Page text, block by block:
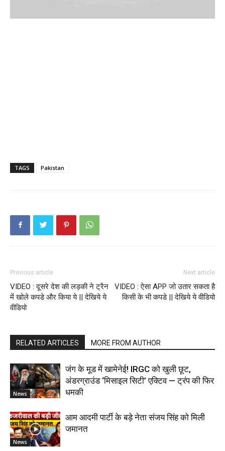
TAGS Pakistan
Previous article
VIDEO : दूसरे देश की लड़की ने ट्रैन
में खोले कपडे और किया ये || देखिये ये
वीडियो
Next article
VIDEO : ऐसा APP जो उतार सकता है
किसी के भी कपडे || देखिये ये वीडियो
RELATED ARTICLES MORE FROM AUTHOR
News
जंग के मूड में खामेनेई! IRGC को खुली छूट,
अंडरग्राउंड ‘मिसाइल सिटी’ एक्टिव — ट्रंप की फिर
धमकी
News
आम आदमी पार्टी के बड़े नेता संजय सिंह को मिली
जमानत